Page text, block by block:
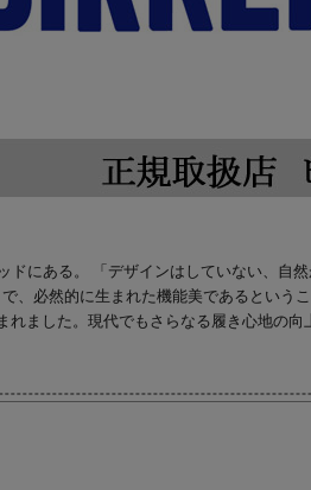
ドにある。 「デザインはしていない、
、必然的に生まれた機能美であるとい
ました。現代でもさらなる履き心地の